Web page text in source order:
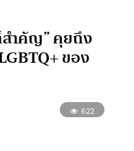
สำคัญ” คุยถึง
ของ
622